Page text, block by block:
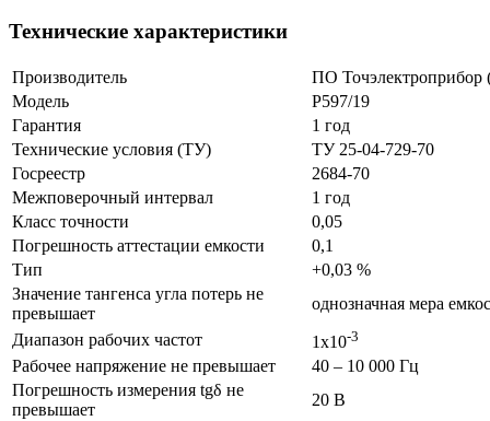
Технические характеристики
Производитель
ПО Точэлектроприбор
Модель
Р597/19
Гарантия
1 год
Технические условия (ТУ)
ТУ 25-04-729-70
Госреестр
2684-70
Межповерочный интервал
1 год
Класс точности
0,05
Погрешность аттестации емкости
0,1
Тип
+0,03 %
Значение тангенса угла потерь не
превышает
однозначная мера
Диапазон рабочих частот
1х10-3
Рабочее напряжение не превышает
40 – 10 000 Гц
Погрешность измерения tgδ не
превышает
20 В